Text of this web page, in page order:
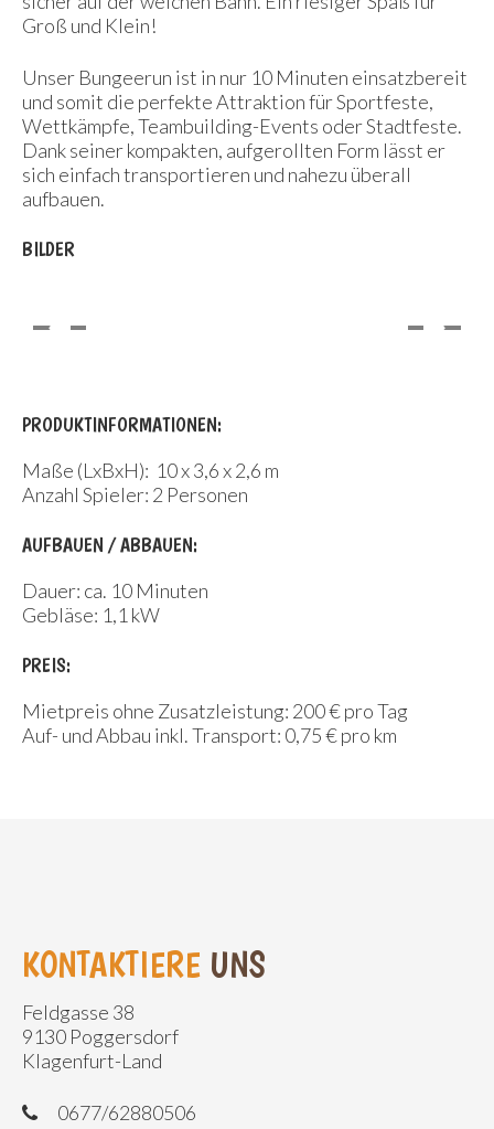
Groß und Klein!
Unser Bungeerun ist in nur 10 Minuten einsatzbereit
und somit die perfekte Attraktion für Sportfeste,
Wettkämpfe, Teambuilding-Events oder Stadtfeste.
Dank seiner kompakten, aufgerollten Form lässt er
sich einfach transportieren und nahezu überall
aufbauen.
BILDER
PRODUKTINFORMATIONEN:
Maße (LxBxH): 10 x 3,6 x 2,6 m
Anzahl Spieler: 2 Personen
AUFBAUEN / ABBAUEN:
Dauer: ca. 10 Minuten
Gebläse: 1,1 kW
PREIS:
Mietpreis ohne Zusatzleistung: 200 € pro Tag
Auf- und Abbau inkl. Transport: 0,75 € pro km
KONTAKTIERE UNS
Feldgasse 38
9130 Poggersdorf
Klagenfurt-Land
0677/62880506